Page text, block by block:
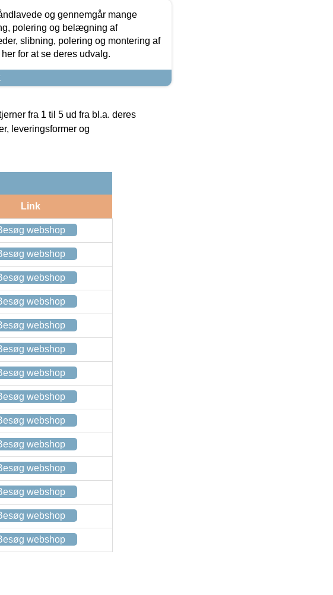
og gennemgår mange
polering og belægning af
slibning, polering og montering af
for at se deres udvalg.
fra 1 til 5 ud fra bl.a. deres
leveringsformer og
Link
webshop
webshop
webshop
webshop
webshop
webshop
webshop
webshop
webshop
webshop
webshop
webshop
webshop
webshop